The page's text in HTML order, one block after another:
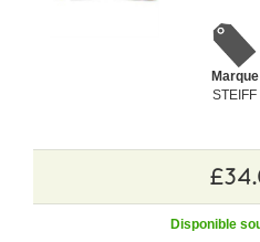
Marque
STEIFF
Disponible